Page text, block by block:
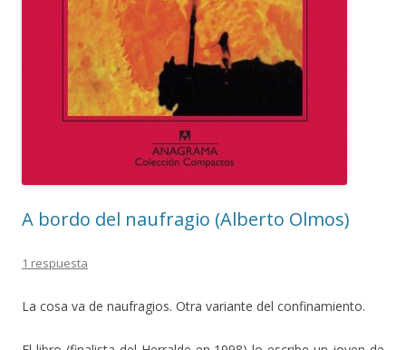
A bordo del naufragio (Alberto Olmos)
1 respuesta
La cosa va de naufragios. Otra variante del confinamiento.